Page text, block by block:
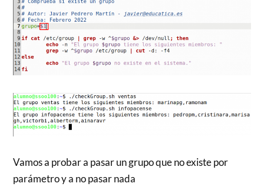
Vamos a probar a pasar un grupo que no existe por
parámetro y a no pasar nada